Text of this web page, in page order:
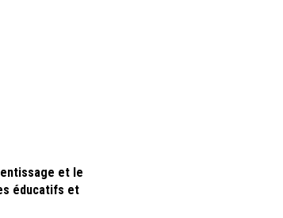
et le
éducatifs et